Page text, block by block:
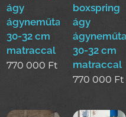
ágy
ágyneműtartóval
30-32 cm
matraccal
770 000 Ft
boxspring
ágy
30-32 cm
matraccal
770 000 Ft